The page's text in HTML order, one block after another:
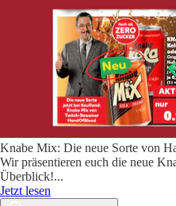
Knabe Mix: Die neue Sorte von
Wir präsentieren euch die neue
Überblick!...
Jetzt lesen